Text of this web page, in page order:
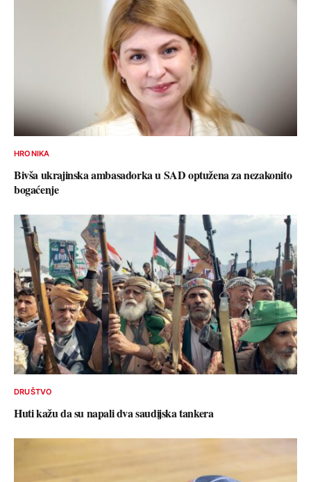
HRONIKA
Bivša ukrajinska ambasadorka u SAD optužena za nezakonito
bogaćenje
DRUŠTVO
Huti kažu da su napali dva saudijska tankera